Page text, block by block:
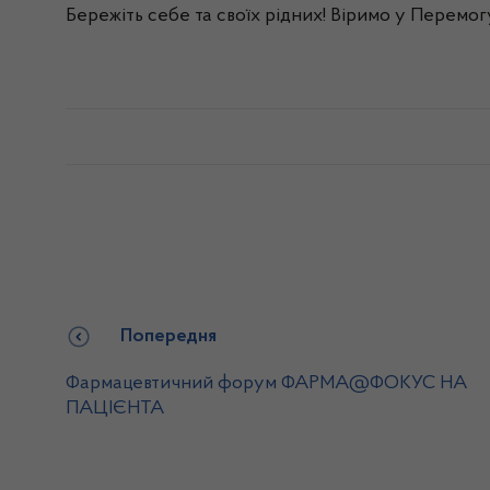
Бережіть себе та своїх рідних! Віримо у
Попередня
Фармацевтичний форум ФАРМА@ФОКУС НА
ПАЦІЄНТА